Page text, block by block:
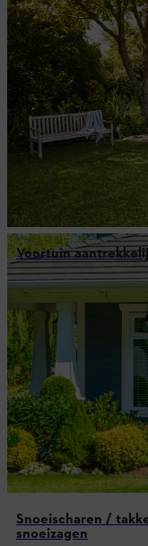
Voortuin
Snoeischaren /
snoeizagen